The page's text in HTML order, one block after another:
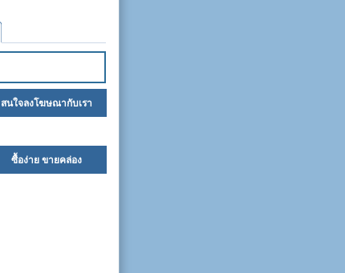
สนใจลงโฆษณากับเรา
ซื้อง่าย ขายคล่อง